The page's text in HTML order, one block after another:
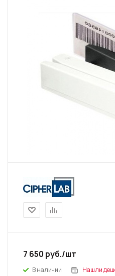
7 650 руб./шт
В наличии Нашли